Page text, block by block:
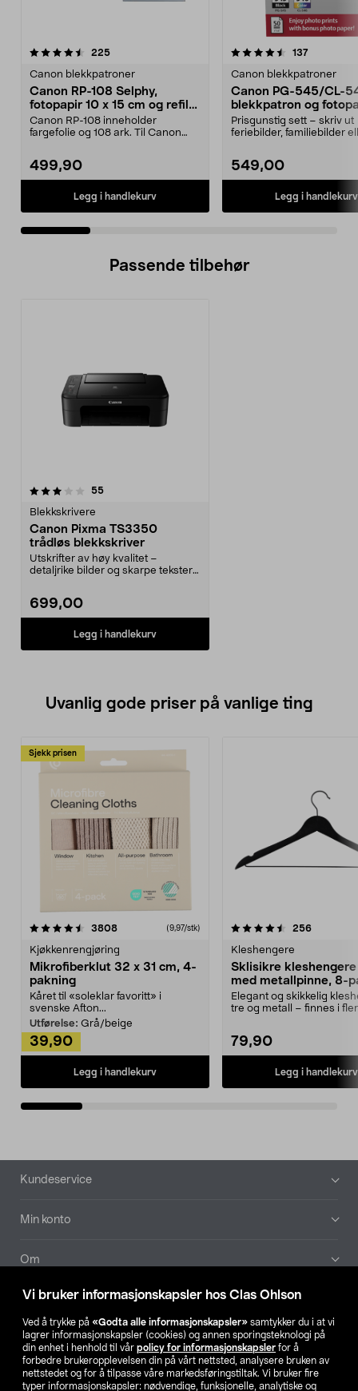
Vi bruker informasjonskapsler hos Clas Ohlson
Ved å trykke på «Godta alle informasjonskapsler» samtykker du i at vi
lagrer informasjonskapsler (cookies) og annen sporingsteknologi på
din enhet i henhold til vår policy for informasjonskapsler for å
forbedre brukeropplevelsen din på vårt nettsted, analysere bruken av
nettstedet og for å tilpasse våre markedsføringstiltak. Vi bruker fire
typer informasjonskapsler: nødvendige, funksjonelle, analytiske og
225anmeldelser
Canon blekkpatroner
Canon RP-108 Selphy,
fotopapir 10 x 15 cm og refill
med fargefolie
Canon RP-108 inneholder
fargefolie og 108 ark. Til Canon
499,90
Legg i handlekurv
4.5 av 5 stjerner 137
Canon blekkpatroner
Canon PG-545/CL-
blekkpatron og
Prisgunstig sett – skriv ut
feriebilder, familiebilder
549,00
Legg i handlekurv
4.5 av 5 stjerner
Passende tilbehør
55anmeldelser
Blekkskrivere
Canon Pixma TS3350
trådløs blekkskriver
Utskrifter av høy kvalitet –
detaljrike bilder og skarpe tekster
699,00
Legg i handlekurv
Uvanlig gode priser på vanlige ting
Sjekk prisen
3808anmeldelser(9,97/stk)
Kjøkkenrengjøring
Mikrofiberklut 32 x 31 cm, 4-
pakning
Kåret til «soleklar favoritt» i
svenske Afton...
Utførelse: Grå/beige
39,90
Legg i handlekurv
4.5av 5 stjerner 256
Kleshengere
Sklisikre
med metallpinne, 8-
Elegant og skikkelig
tre og metall – finnes i
79,90
Legg i handlekurv
4.5av 5 stjerner
Bunntekst
Kundeservice
Min konto
Om
Aktuelt
Våre selskaper
Finn din butikk